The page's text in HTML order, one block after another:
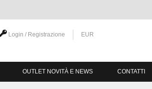
Login / Registrazione EUR
OUTLET NOVITÀ E NEWS CONTATTI